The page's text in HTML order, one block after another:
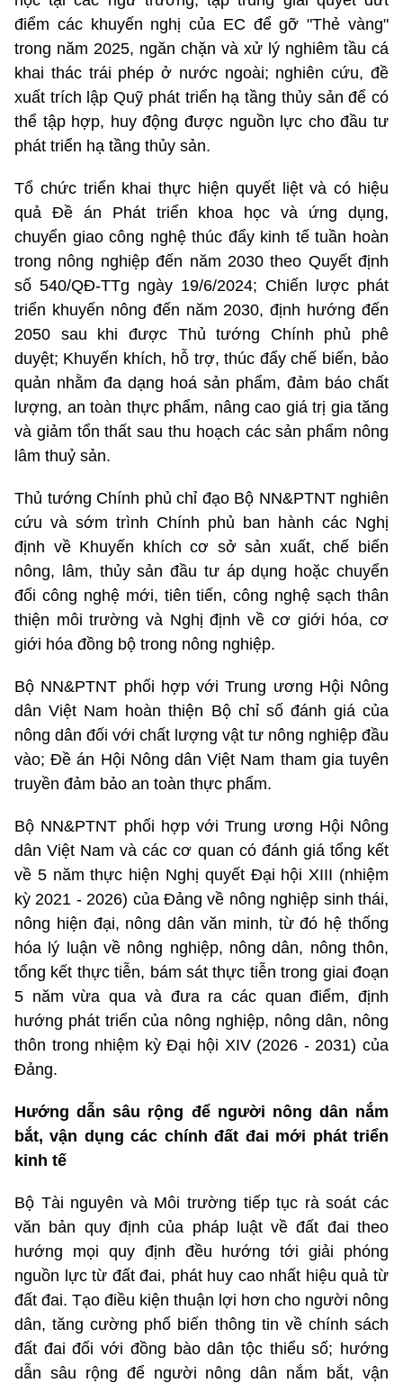
điểm các khuyến nghị của EC để gỡ "Thẻ vàng"
trong năm 2025, ngăn chặn và xử lý nghiêm tầu cá
khai thác trái phép ở nước ngoài; nghiên cứu, đề
xuất trích lập Quỹ phát triển hạ tầng thủy sản để có
thể tập hợp, huy động được nguồn lực cho đầu tư
phát triển hạ tầng thủy sản.
Tổ chức triển khai thực hiện quyết liệt và có hiệu
quả Đề án Phát triển khoa học và ứng dụng,
chuyển giao công nghệ thúc đẩy kinh tế tuần hoàn
trong nông nghiệp đến năm 2030 theo Quyết định
số 540/QĐ-TTg ngày 19/6/2024; Chiến lược phát
triển khuyến nông đến năm 2030, định hướng đến
2050 sau khi được Thủ tướng Chính phủ phê
duyệt; Khuyến khích, hỗ trợ, thúc đẩy chế biến, bảo
quản nhằm đa dạng hoá sản phẩm, đảm báo chất
lượng, an toàn thực phẩm, nâng cao giá trị gia tăng
và giảm tổn thất sau thu hoạch các sản phẩm nông
lâm thuỷ sản.
Thủ tướng Chính phủ chỉ đạo Bộ NN&PTNT nghiên
cứu và sớm trình Chính phủ ban hành các Nghị
định về Khuyến khích cơ sở sản xuất, chế biến
nông, lâm, thủy sản đầu tư áp dụng hoặc chuyển
đổi công nghệ mới, tiên tiến, công nghệ sạch thân
thiện môi trường và Nghị định về cơ giới hóa, cơ
giới hóa đồng bộ trong nông nghiệp.
Bộ NN&PTNT phối hợp với Trung ương Hội Nông
dân Việt Nam hoàn thiện Bộ chỉ số đánh giá của
nông dân đối với chất lượng vật tư nông nghiệp đầu
vào; Đề án Hội Nông dân Việt Nam tham gia tuyên
truyền đảm bảo an toàn thực phẩm.
Bộ NN&PTNT phối hợp với Trung ương Hội Nông
dân Việt Nam và các cơ quan có đánh giá tổng kết
về 5 năm thực hiện Nghị quyết Đại hội XIII (nhiệm
kỳ 2021 - 2026) của Đảng về nông nghiệp sinh thái,
nông hiện đại, nông dân văn minh, từ đó hệ thống
hóa lý luận về nông nghiệp, nông dân, nông thôn,
tổng kết thực tiễn, bám sát thực tiễn trong giai đoạn
5 năm vừa qua và đưa ra các quan điểm, định
hướng phát triển của nông nghiệp, nông dân, nông
thôn trong nhiệm kỳ Đại hội XIV (2026 - 2031) của
Đảng.
Hướng dẫn sâu rộng để người nông dân nắm
bắt, vận dụng các chính đất đai mới phát triển
kinh tế
Bộ Tài nguyên và Môi trường tiếp tục rà soát các
văn bản quy định của pháp luật về đất đai theo
hướng mọi quy định đều hướng tới giải phóng
nguồn lực từ đất đai, phát huy cao nhất hiệu quả từ
đất đai. Tạo điều kiện thuận lợi hơn cho người nông
dân, tăng cường phổ biến thông tin về chính sách
đất đai đối với đồng bào dân tộc thiểu số; hướng
dẫn sâu rộng để người nông dân nắm bắt, vận